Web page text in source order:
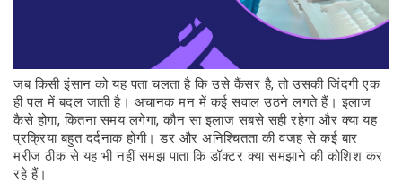
जब किसी इंसान को यह पता चलता है कि उसे कैंसर है, तो उसकी जिंदगी एक
ही पल में बदल जाती है। अचानक मन में कई सवाल उठने लगते हैं। इलाज
कैसे होगा, कितना समय लगेगा, कौन सा इलाज सबसे सही रहेगा और क्या यह
प्रक्रिया बहुत दर्दनाक होगी। डर और अनिश्चितता की वजह से कई बार
मरीज ठीक से यह भी नहीं समझ पाता कि डॉक्टर क्या समझाने की कोशिश कर
रहे हैं।